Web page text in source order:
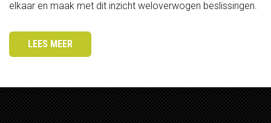
elkaar en maak met dit inzicht weloverwogen beslissingen.
LEES MEER